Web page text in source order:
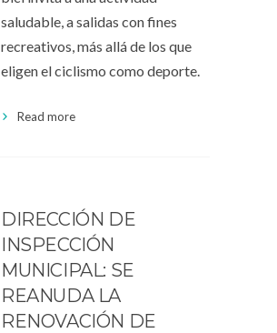
saludable, a salidas con fines
recreativos, más allá de los que
eligen el ciclismo como deporte.
Read more
DIRECCIÓN DE
INSPECCIÓN
MUNICIPAL: SE
REANUDA LA
RENOVACIÓN DE